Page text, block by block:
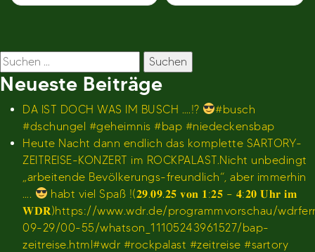
Suchen
nach:
Neueste Beiträge
DA IST DOCH WAS IM BUSCH ….!?
#busch
#dschungel #geheimnis #bap #niedeckensbap
Heute Nacht dann endlich das komplette SARTORY-
ZEITREISE-KONZERT im ROCKPALAST.Nicht unbedingt
„arbeitende Bevölkerungs-freundlich“, aber immerhin
….
habt viel Spaß !(𝟐𝟗.𝟎𝟗.𝟐𝟓 𝐯𝐨𝐧 𝟏:𝟐𝟓 – 𝟒:𝟐𝟎 𝐔𝐡𝐫 𝐢𝐦
𝐖𝐃𝐑)https://www.wdr.de/programmvorschau/
09-29/00-55/whatson_11105243961527/bap-
zeitreise.html#wdr #rockpalast #zeitreise #sartory